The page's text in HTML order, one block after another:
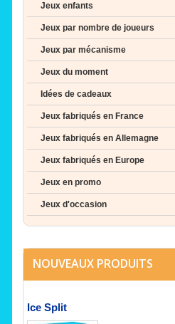
Jeux enfants
Jeux par nombre de joueurs
Jeux par mécanisme
Jeux du moment
Idées de cadeaux
Jeux fabriqués en France
Jeux fabriqués en Allemagne
Jeux fabriqués en Europe
Jeux en promo
Jeux d'occasion
NOUVEAUX PRODUITS
Ice Split